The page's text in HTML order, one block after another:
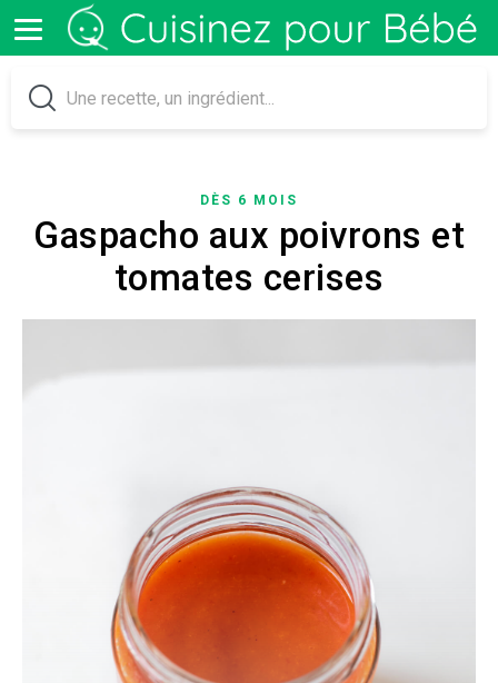
DÈS 6 MOIS
Gaspacho aux poivrons et
tomates cerises